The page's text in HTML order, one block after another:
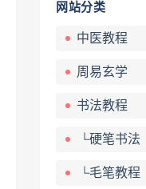
网站分类
中医教程
周易玄学
书法教程
└硬笔书法
└毛笔教程